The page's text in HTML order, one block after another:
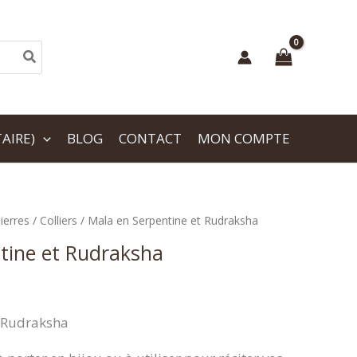
BLOG CONTACT MON COMPTE
/ Colliers / Mala en Serpentine et Rudraksha
et Rudraksha